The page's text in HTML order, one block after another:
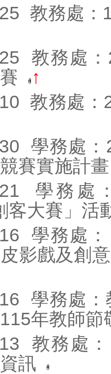
教務處：
25教務處
↑
10教務處：
學務處
賽實施計
學務處
客大賽」活
學務處
影戲及創
學務處
年教師
13教務處
訊